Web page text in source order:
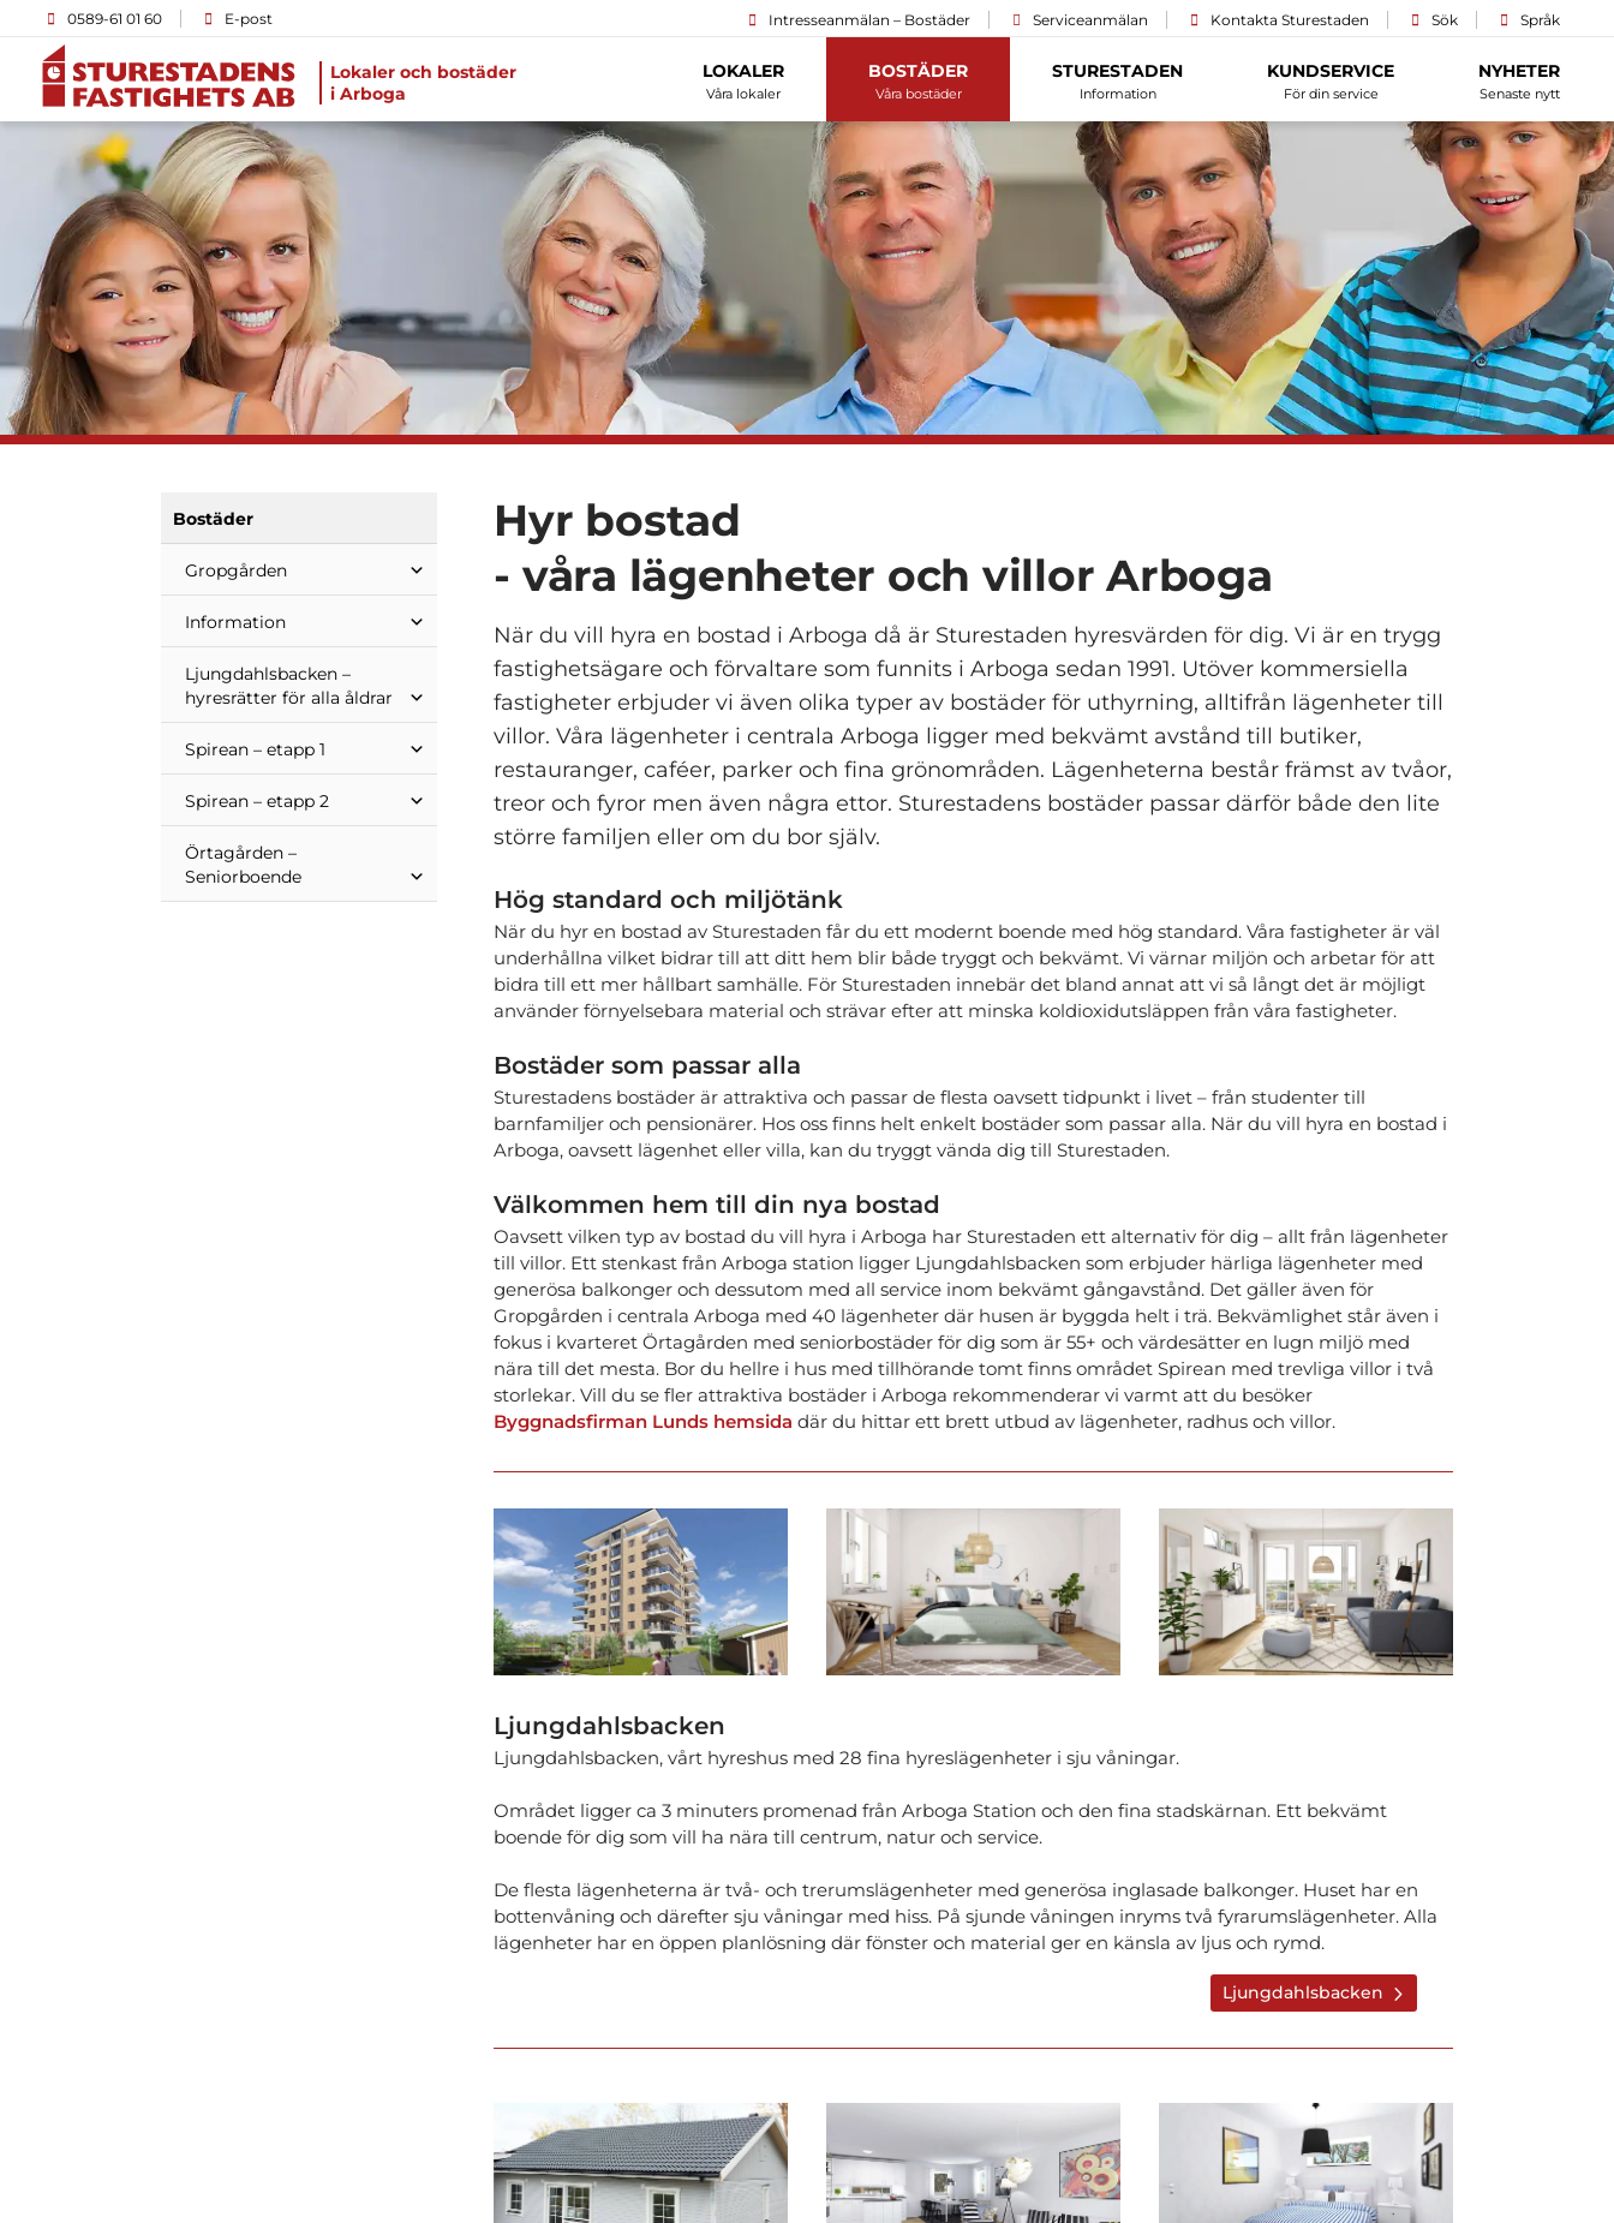
0589-61 01 60 E-post Intresseanmälan – Bostäder Serviceanmälan Kontakta Sturestaden Sök Språk
Lokaler och bostäder
i Arboga
LOKALER
Våra lokaler
BOSTÄDER
Våra bostäder
STURESTADEN
Information
KUNDSERVICE
För din service
NYHETER
Senaste nytt
Bostäder
Gropgården
Information
Ljungdahlsbacken –
hyresrätter för alla åldrar
Spirean – etapp 1
Spirean – etapp 2
Örtagården –
Seniorboende
Hyr bostad
- våra lägenheter och villor Arboga
När du vill hyra en bostad i Arboga då är Sturestaden hyresvärden för dig. Vi är en trygg
fastighetsägare och förvaltare som funnits i Arboga sedan 1991. Utöver kommersiella
fastigheter erbjuder vi även olika typer av bostäder för uthyrning, alltifrån lägenheter till
villor. Våra lägenheter i centrala Arboga ligger med bekvämt avstånd till butiker,
restauranger, caféer, parker och fina grönområden. Lägenheterna består främst av tvåor,
treor och fyror men även några ettor. Sturestadens bostäder passar därför både den lite
större familjen eller om du bor själv.
Hög standard och miljötänk
När du hyr en bostad av Sturestaden får du ett modernt boende med hög standard. Våra fastigheter är väl
underhållna vilket bidrar till att ditt hem blir både tryggt och bekvämt. Vi värnar miljön och arbetar för att
bidra till ett mer hållbart samhälle. För Sturestaden innebär det bland annat att vi så långt det är möjligt
använder förnyelsebara material och strävar efter att minska koldioxidutsläppen från våra fastigheter.
Bostäder som passar alla
Sturestadens bostäder är attraktiva och passar de flesta oavsett tidpunkt i livet – från studenter till
barnfamiljer och pensionärer. Hos oss finns helt enkelt bostäder som passar alla. När du vill hyra en bostad i
Arboga, oavsett lägenhet eller villa, kan du tryggt vända dig till Sturestaden.
Välkommen hem till din nya bostad
Oavsett vilken typ av bostad du vill hyra i Arboga har Sturestaden ett alternativ för dig – allt från lägenheter
till villor. Ett stenkast från Arboga station ligger Ljungdahlsbacken som erbjuder härliga lägenheter med
generösa balkonger och dessutom med all service inom bekvämt gångavstånd. Det gäller även för
Gropgården i centrala Arboga med 40 lägenheter där husen är byggda helt i trä. Bekvämlighet står även i
fokus i kvarteret Örtagården med seniorbostäder för dig som är 55+ och värdesätter en lugn miljö med
nära till det mesta. Bor du hellre i hus med tillhörande tomt finns området Spirean med trevliga villor i två
storlekar. Vill du se fler attraktiva bostäder i Arboga rekommenderar vi varmt att du besöker
Byggnadsfirman Lunds hemsidadär du hittar ett brett utbud av lägenheter, radhus och villor.
Ljungdahlsbacken
Ljungdahlsbacken, vårt hyreshus med 28 fina hyreslägenheter i sju våningar.
Området ligger ca 3 minuters promenad från Arboga Station och den fina stadskärnan. Ett bekvämt
boende för dig som vill ha nära till centrum, natur och service.
De flesta lägenheterna är två- och trerumslägenheter med generösa inglasade balkonger. Huset har en
bottenvåning och därefter sju våningar med hiss. På sjunde våningen inryms två fyrarumslägenheter. Alla
lägenheter har en öppen planlösning där fönster och material ger en känsla av ljus och rymd.
Ljungdahlsbacken